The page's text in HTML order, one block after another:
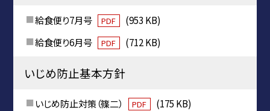
給食便り7月号 PDF
(953 KB)
給食便り6月号
PDF (712 KB)
いじめ防止基本方針
いじめ防止対策（篠二） PDF
(175 KB)